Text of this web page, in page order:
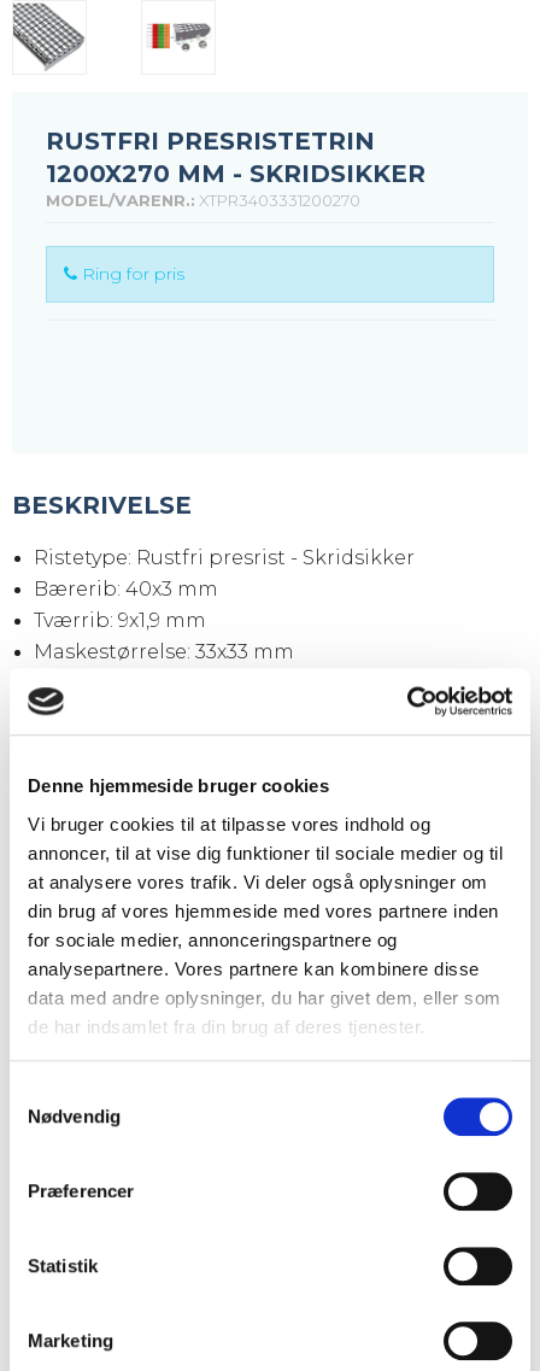
Denne hjemmeside bruger cookies
Vi bruger cookies til at tilpasse vores indhold og
annoncer, til at vise dig funktioner til sociale medier og til
at analysere vores trafik. Vi deler også oplysninger om
din brug af vores hjemmeside med vores partnere inden
for sociale medier, annonceringspartnere og
analysepartnere. Vores partnere kan kombinere disse
data med andre oplysninger, du har givet dem, eller som
de har indsamlet fra din brug af deres tjenester.
Nødvendig
Præferencer
Statistik
Marketing
RUSTFRI PRESRISTETRIN
1200X270 MM - SKRIDSIKKER
MODEL/VARENR.: XTPR3403331200270
Ring for pris
BESKRIVELSE
Ristetype: Rustfri presrist - Skridsikker
Bærerib: 40x3 mm
Tværrib: 9x1,9 mm
Maskestørrelse: 33x33 mm
Maskeåbning: 30x30 mm
Sideplader: 70x3 mm
Vægt pr. stk.: 9,6 kg
DOWNLOADCENTER